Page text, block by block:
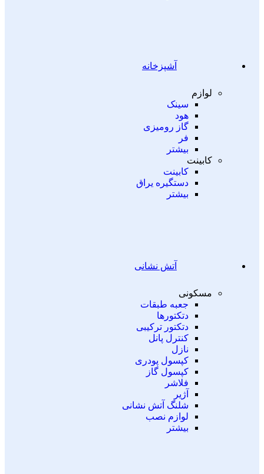
آشپزخانه
لوازم
سینک
هود
گاز رومیزی
فر
بیشتر
کابینت
کابینت
دستگیره یراق
بیشتر
آتش نشانی
مسکونی
جعبه طبقات
دتکتورها
دتکتور ترکیبی
کنترل پانل
نازل
کپسول پودری
کپسول گاز
فلاشر
آژیر
شلنگ آتش نشانی
لوازم نصب
بیشتر